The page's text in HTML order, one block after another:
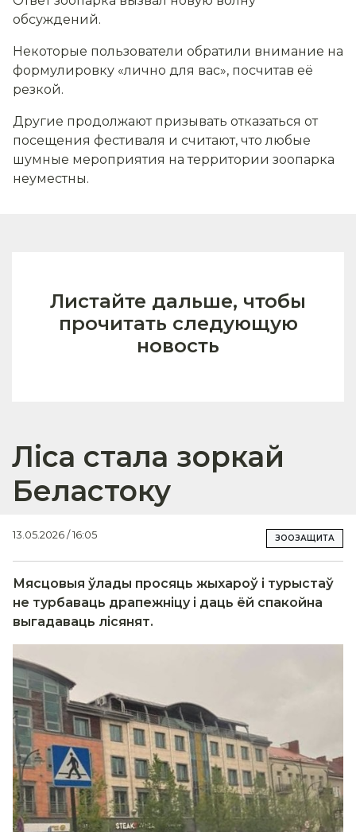
обсуждений.
Некоторые пользователи обратили внимание на
формулировку «лично для вас», посчитав её
резкой.
Другие продолжают призывать отказаться от
посещения фестиваля и считают, что любые
шумные мероприятия на территории зоопарка
неуместны.
Листайте дальше, чтобы
прочитать следующую
новость
Ліса стала зоркай
Беластоку
13.05.2026 / 16:05 ЗООЗАЩИТА
Мясцовыя ўлады просяць жыхароў і турыстаў
не турбаваць драпежніцу і даць ёй спакойна
выгадаваць лісянят.